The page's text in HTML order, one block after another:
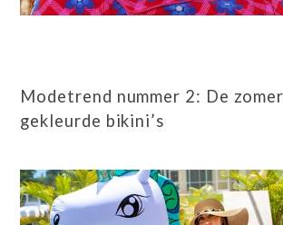
Modetrend nummer 2: De
gekleurde bikini’s